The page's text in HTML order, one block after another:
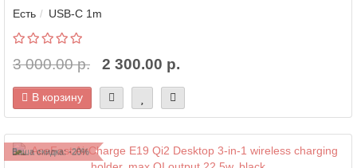
Есть USB-C 1m
3 000.00 р. 2 300.00 р.
В корзину
Ваша скидка: -20%